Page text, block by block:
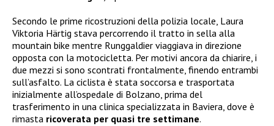
Secondo le prime ricostruzioni della polizia locale, Laura
Viktoria Härtig stava percorrendo il tratto in sella alla
mountain bike mentre Runggaldier viaggiava in direzione
opposta con la motocicletta. Per motivi ancora da chiarire, i
due mezzi si sono scontrati frontalmente, finendo entrambi
sull’asfalto. La ciclista è stata soccorsa e trasportata
inizialmente all’ospedale di Bolzano, prima del
trasferimento in una clinica specializzata in Baviera, dove è
rimasta ricoverata per quasi tre settimane.